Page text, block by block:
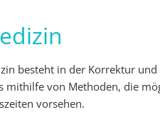
besteht in der Korrektur und
mithilfe von Methoden, die
vorsehen.